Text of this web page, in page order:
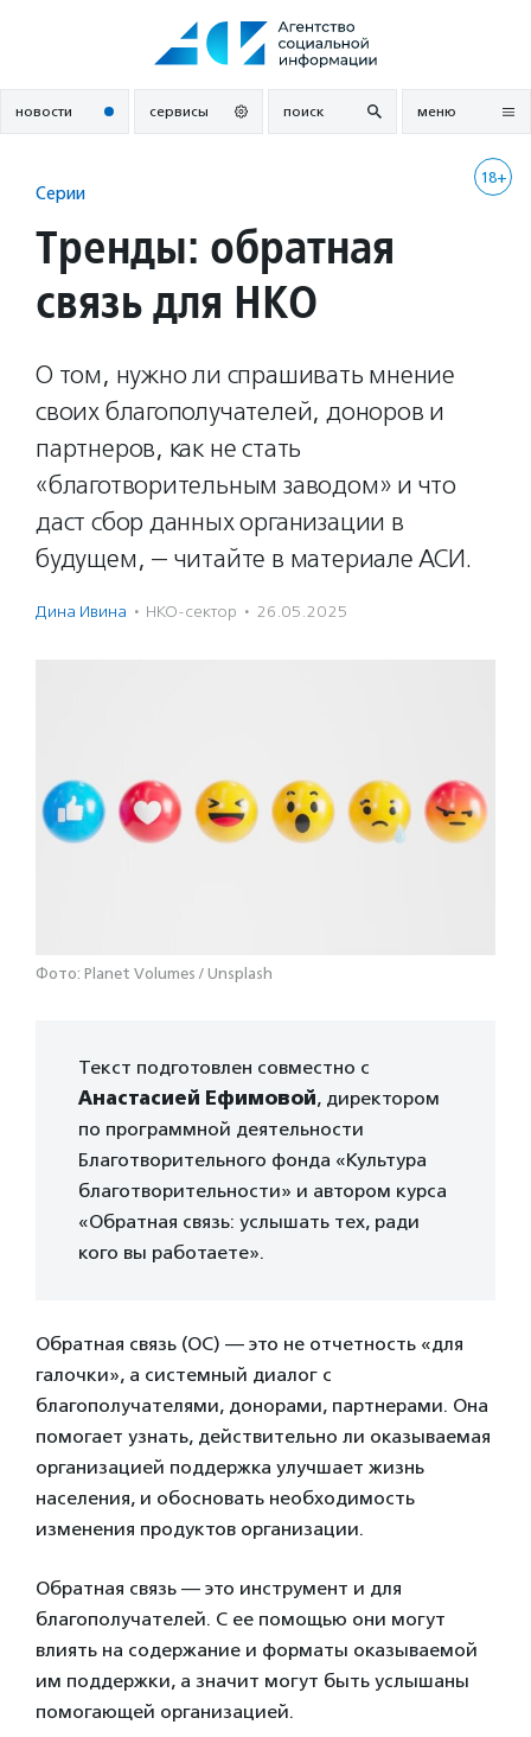
новости сервисы поиск меню
18+
Серии
Тренды: обратная
связь для НКО
О том, нужно ли спрашивать мнение
своих благополучателей, доноров и
партнеров, как не стать
«благотворительным заводом» и что
даст сбор данных организации в
будущем, — читайте в материале АСИ.
Дина Ивина · НКО-сектор · 26.05.2025
Фото: Planet Volumes / Unsplash
Текст подготовлен совместно с
Анастасией Ефимовой, директором
по программной деятельности
Благотворительного фонда «Культура
благотворительности» и автором курса
«Обратная связь: услышать тех, ради
кого вы работаете».
Обратная связь (ОС) — это не отчетность «для
галочки», а системный диалог с
благополучателями, донорами, партнерами. Она
помогает узнать, действительно ли оказываемая
организацией поддержка улучшает жизнь
населения, и обосновать необходимость
изменения продуктов организации.
Обратная связь — это инструмент и для
благополучателей. С ее помощью они могут
влиять на содержание и форматы оказываемой
им поддержки, а значит могут быть услышаны
помогающей организацией.